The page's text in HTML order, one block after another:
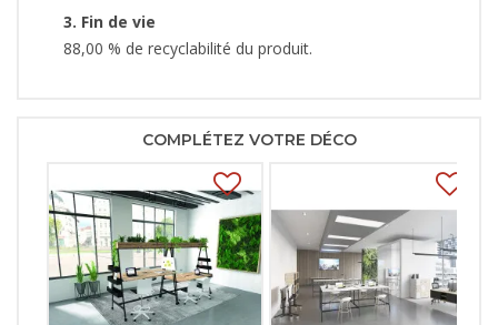
3. Fin de vie
88,00 % de recyclabilité du produit.
COMPLÉTEZ VOTRE DÉCO